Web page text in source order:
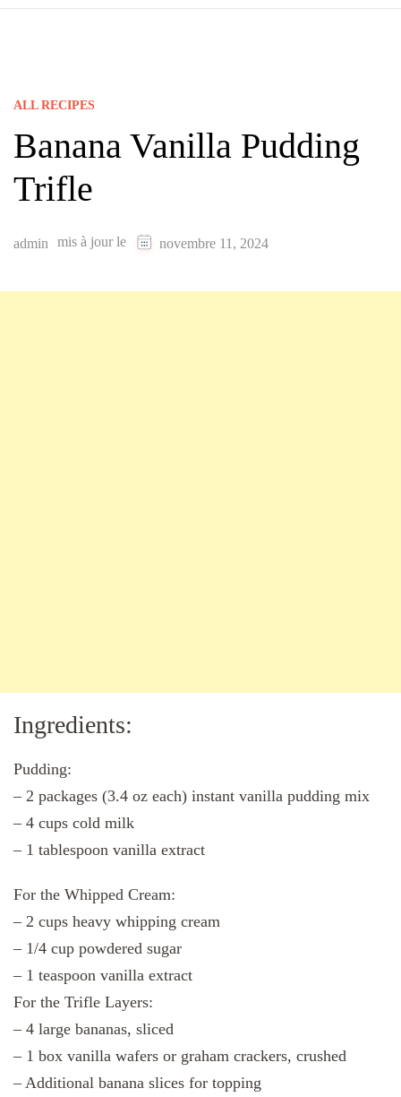
ALL RECIPES
Banana Vanilla Pudding
Trifle
admin mis à jour le novembre 11, 2024
Ingredients:
Pudding:
– 2 packages (3.4 oz each) instant vanilla pudding mix
– 4 cups cold milk
– 1 tablespoon vanilla extract
For the Whipped Cream:
– 2 cups heavy whipping cream
– 1/4 cup powdered sugar
– 1 teaspoon vanilla extract
For the Trifle Layers:
– 4 large bananas, sliced
– 1 box vanilla wafers or graham crackers, crushed
– Additional banana slices for topping